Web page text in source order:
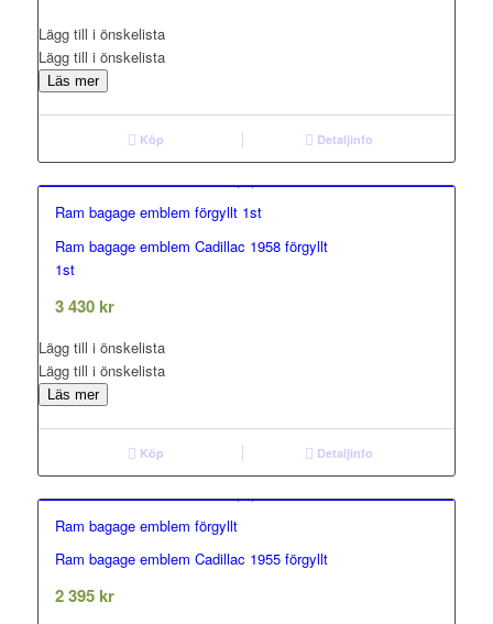
Lägg till i önskelista
Lägg till i önskelista
Läs mer
Köp Detaljinfo
Ram bagage emblem förgyllt 1st
Ram bagage emblem Cadillac 1958 förgyllt
1st
3 430 kr
Lägg till i önskelista
Lägg till i önskelista
Läs mer
Köp Detaljinfo
Ram bagage emblem förgyllt
Ram bagage emblem Cadillac 1955 förgyllt
2 395 kr